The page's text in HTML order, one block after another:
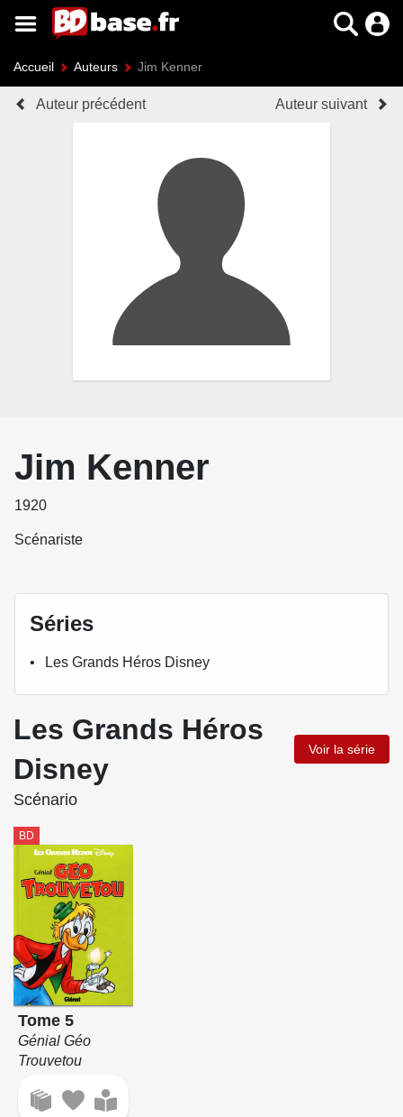
Accueil Auteurs Jim Kenner
Auteur précédent Auteur suivant
Jim Kenner
1920
Scénariste
Séries
Les Grands Héros Disney
Les Grands Héros
Disney
Voir la série
Scénario
BD
Tome 5
Génial Géo
Trouvetou